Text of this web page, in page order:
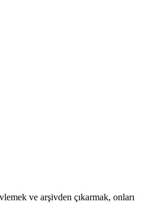
ve arşivden çıkarmak, onları